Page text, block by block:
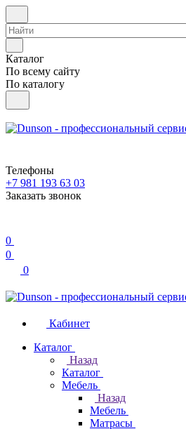
Каталог
По всему сайту
По каталогу
Телефоны
+7 981 193 63 03
Заказать звонок
0
0
0
Кабинет
Каталог
Назад
Каталог
Мебель
Назад
Мебель
Матрасы